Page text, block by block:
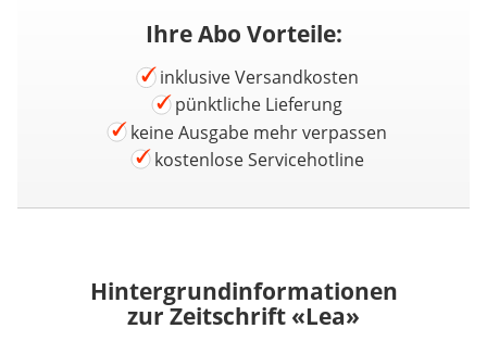
Ihre Abo Vorteile:
inklusive Versandkosten
pünktliche Lieferung
keine Ausgabe mehr verpassen
kostenlose Servicehotline
Hintergrundinformationen
zur Zeitschrift «Lea»